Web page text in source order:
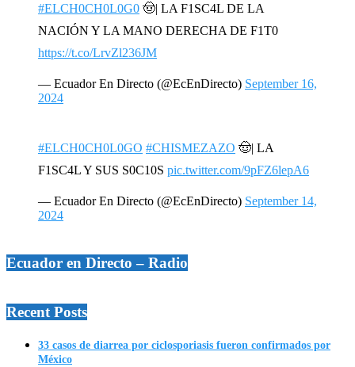
#ELCH0CH0L0G0 🤠| LA F1SC4L DE LA
NACIÓN Y LA MANO DERECHA DE F1T0
https://t.co/LrvZl236JM
— Ecuador En Directo (@EcEnDirecto) September 16,
2024
#ELCH0CH0L0GO #CHISMEZAZO 🤠| LA
F1SC4L Y SUS S0C10S pic.twitter.com/9pFZ6lepA6
— Ecuador En Directo (@EcEnDirecto) September 14,
2024
Ecuador en Directo – Radio
Recent Posts
33 casos de diarrea por ciclosporiasis fueron confirmados por
México